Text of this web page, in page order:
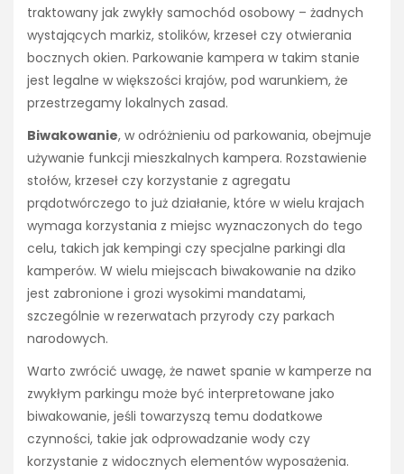
traktowany jak zwykły samochód osobowy – żadnych
wystających markiz, stolików, krzeseł czy otwierania
bocznych okien. Parkowanie kampera w takim stanie
jest legalne w większości krajów, pod warunkiem, że
przestrzegamy lokalnych zasad.
Biwakowanie, w odróżnieniu od parkowania, obejmuje
używanie funkcji mieszkalnych kampera. Rozstawienie
stołów, krzeseł czy korzystanie z agregatu
prądotwórczego to już działanie, które w wielu krajach
wymaga korzystania z miejsc wyznaczonych do tego
celu, takich jak kempingi czy specjalne parkingi dla
kamperów. W wielu miejscach biwakowanie na dziko
jest zabronione i grozi wysokimi mandatami,
szczególnie w rezerwatach przyrody czy parkach
narodowych.
Warto zwrócić uwagę, że nawet spanie w kamperze na
zwykłym parkingu może być interpretowane jako
biwakowanie, jeśli towarzyszą temu dodatkowe
czynności, takie jak odprowadzanie wody czy
korzystanie z widocznych elementów wyposażenia.